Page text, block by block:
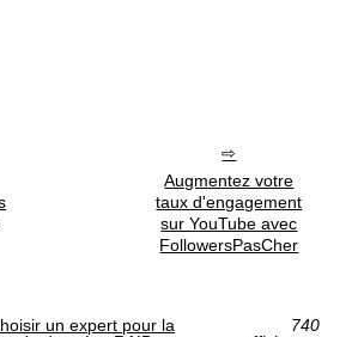
Augmentez votre
taux d'engagement
sur YouTube avec
FollowersPasCher
un expert pour la
740